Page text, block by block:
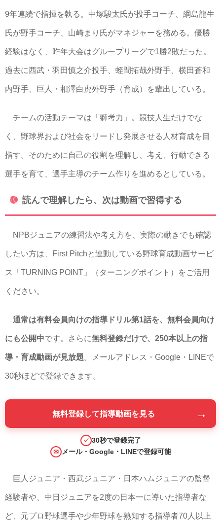
9年連続で指揮を執る。中塚駿太氏が投手コーチ、綱島龍生
氏が野手コーチ、山崎まり氏がマネジャーを務める。優勝
経験はなく、昨年大会はグループリーグで1勝2敗だった。
過去に西武・羽田慎之介投手、蛭間拓哉外野手、横田蒼和
内野手、巨人・相澤白虎外野手（育成）を輩出している。
チームの活動テーマは「獅考力」。競技人生だけでな
く、野球界および社会をリードし発展させる人材育成を目
指す。そのために自己の役割を理解し、考え、行動できる
選手を育て、選手主導のチーム作りを進めるとしている。
読んで理解したら、次は動画で習得する
NPBジュニアの練習法や考え方を、実際の動きでも確認
したい方は、First Pitchと連動している野球育成動画サービ
ス「TURNING POINT」（ターニングポイント）をご活用
ください。
通常は有料会員向けの指導ドリル第1話を、無料会員向け
にも公開中です。さらに無料登録だけで、250本以上の指
導・育成動画が見放題。メールアドレス・Google・LINEで
30秒ほどで登録できます。
無料登録して指導動画を見る →
✓ 30秒で登録完了
✉ メール・Google・LINEで登録可能
巨人ジュニア・西武ジュニア・日本ハムジュニアの監督
経験者や、中日ジュニアを2度の日本一に導いた指導者な
ど、元プロ野球選手や少年野球を熟知する指導者70人以上